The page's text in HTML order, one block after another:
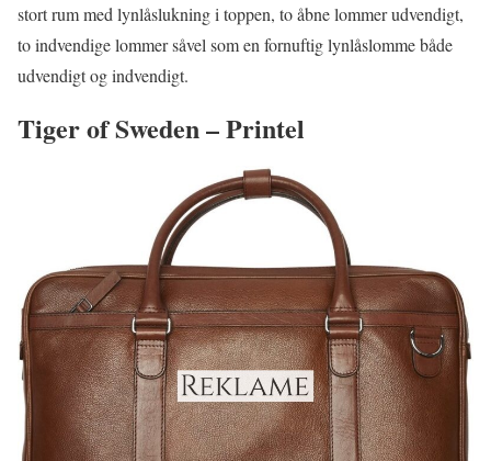
stort rum med lynlåslukning i toppen, to åbne lommer udvendigt,
to indvendige lommer såvel som en fornuftig lynlåslomme både
udvendigt og indvendigt.
Tiger of Sweden – Printel